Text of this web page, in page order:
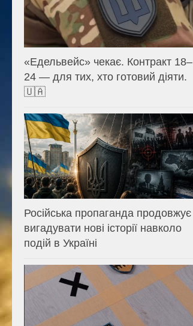
«Едельвейс» чекає. Контракт 18–
24 — для тих, хто готовий діяти.
🇺🇦
Російська пропаганда продовжує
вигадувати нові історії навколо
подій в Україні